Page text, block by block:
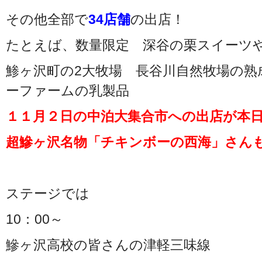
その他全部で34店舗の出店！
たとえば、数量限定 深谷の栗スイーツ
鯵ヶ沢町の2大牧場 長谷川自然牧場の
ーファームの乳製品
１１月２日の中泊大集合市への出店が本
超鰺ヶ沢名物「チキンボーの西海」さん
ステージでは
10：00～
鰺ヶ沢高校の皆さんの津軽三味線